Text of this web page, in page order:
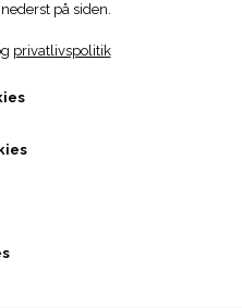
Dele
Dele
110cc Kinroad
på siden.
privatlivspolitik